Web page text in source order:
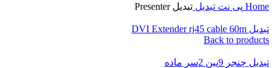
Home پی نت تبدیل تبدیل Presenter
تبدیل DVI Extender rj45 cable 60m
Back to products
تبدیل چنجر 9پین 2سر ماده